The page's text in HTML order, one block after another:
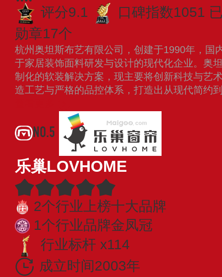
评分9.1
口碑指数1051
勋章17个
杭州奥坦斯布艺有限公司，创建于1990年，国
于家居装饰面料研发与设计的现代化企业。奥
制化的软装解决方案，现主要将创新科技与艺
造工艺与严格的品控体系，打造出从现代简约
NO.5
乐巢LOVHOME
2个行业上榜十大品牌
1个行业品牌金凤冠
行业标杆 x114
成立时间2003年